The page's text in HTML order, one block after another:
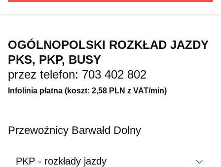
OGÓLNOPOLSKI ROZKŁAD JAZDY
PKS, PKP, BUSY
przez telefon: 703 402 802
Infolinia płatna (koszt: 2,58 PLN z VAT/min)
Przewoźnicy Barwałd Dolny
PKP - rozkłady jazdy